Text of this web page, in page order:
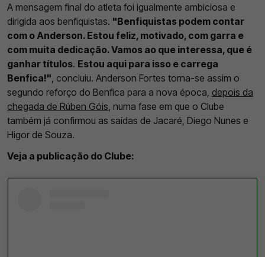
A mensagem final do atleta foi igualmente ambiciosa e
dirigida aos benfiquistas. "Benfiquistas podem contar
com o Anderson. Estou feliz, motivado, com garra e
com muita dedicação. Vamos ao que interessa, que é
ganhar títulos. Estou aqui para isso e carrega
Benfica!" , concluiu. Anderson Fortes torna-se assim o
segundo reforço do Benfica para a nova época, depois da
chegada de Rúben Góis , numa fase em que o Clube
também já confirmou as saídas de Jacaré, Diego Nunes e
Higor de Souza.
Veja a publicação do Clube: